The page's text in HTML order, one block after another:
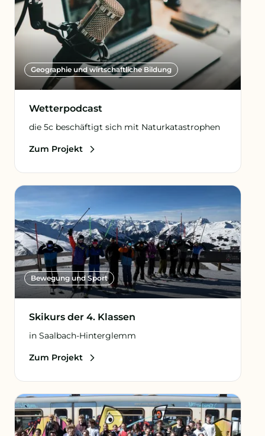
Geographie und wirtschaftliche Bildung
Wetterpodcast
die 5c beschäftigt sich mit Naturkatastrophen
Zum Projekt
Bewegung und Sport
Skikurs der 4. Klassen
in Saalbach-Hinterglemm
Zum Projekt